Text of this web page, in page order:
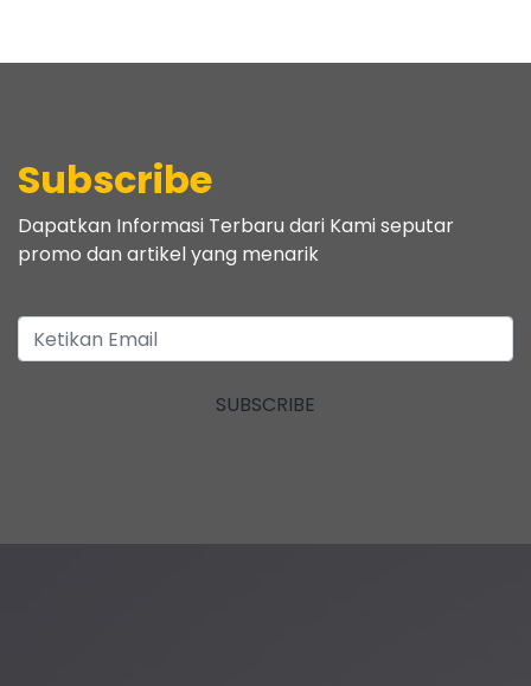
Subscribe
Dapatkan Informasi Terbaru dari Kami seputar
promo dan artikel yang menarik
SUBSCRIBE